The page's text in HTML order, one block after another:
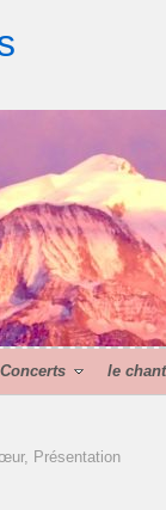
Concerts le
, Présentation